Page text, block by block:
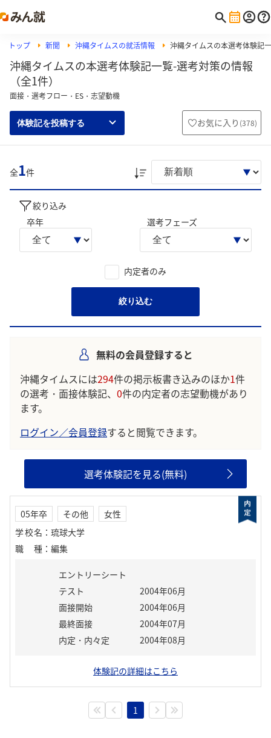
トップ 新聞 沖縄タイムスの就活情報 沖縄タイムスの本選考体験記
沖縄タイムスの本選考体験記一覧-選考対策の情報
（全1件）
面接・選考フロー・ES・志望動機
体験記を投稿する お気に入り (378)
全1件
絞り込み
卒年
選考フェーズ
内定者のみ
絞り込む
無料の会員登録すると
沖縄タイムスには294件の掲示板書き込みのほか1件
の選考・面接体験記、 0件の内定者の志望動機があり
ます。
ログイン／会員登録すると閲覧できます。
選考体験記を見る(無料)
05年卒 その他
女性
学校名 ： 琉球大学
職種 ： 編集
エントリーシート
テスト
2004年06月
面接開始
2004年06月
最終面接
2004年07月
内定・内々定
2004年08月
体験記の詳細はこちら
1